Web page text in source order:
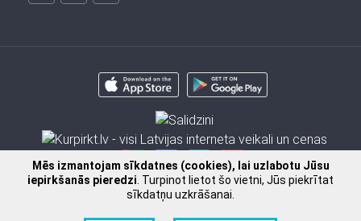
Mēs izmantojam sīkdatnes (cookies), lai uzlabotu Jūsu
iepirkšanās pieredzi . Turpinot lietot šo vietni, Jūs piekrītat
sīkdatņu uzkrāšanai.